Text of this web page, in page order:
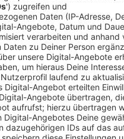
aus Düsseldorf diese
besucht, die sich auf E-
Lade-Infrastruktur
ist das Ziel, dass
Jahr eine offizielle
eingehen sollen. Dann
Austausch geben.
Reise sind Denver und